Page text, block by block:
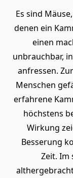
Es sind
denen ein
einen
unbrauchbar,
anfressen.
Menschen
erfahrene
höchstens
Wirkung
Besserung
Zeit. Im